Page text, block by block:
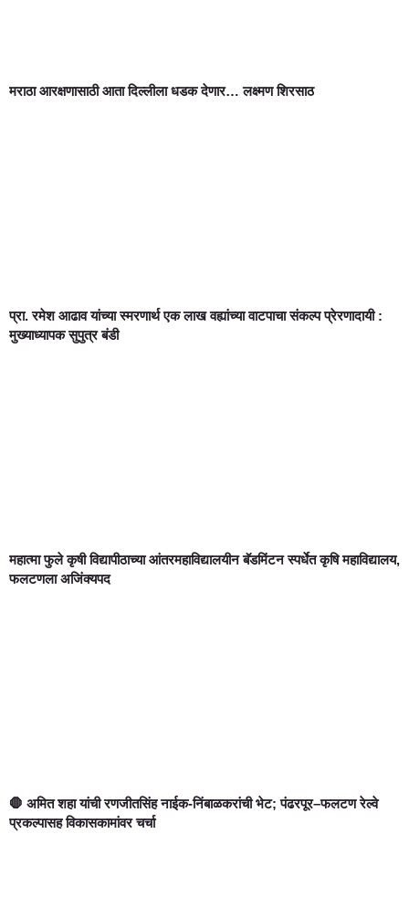
मराठा आरक्षणासाठी आता दिल्लीला धडक देणार… लक्ष्मण शिरसाठ
प्रा. रमेश आढाव यांच्या स्मरणार्थ एक लाख वह्यांच्या वाटपाचा संकल्प प्रेरणादायी :
मुख्याध्यापक सुपुत्र बंडी
महात्मा फुले कृषी विद्यापीठाच्या आंतरमहाविद्यालयीन बॅडमिंटन स्पर्धेत कृषि महाविद्यालय,
फलटणला अजिंक्यपद
🛑 अमित शहा यांची रणजीतसिंह नाईक-निंबाळकरांची भेट; पंढरपूर–फलटण रेल्वे
प्रकल्पासह विकासकामांवर चर्चा